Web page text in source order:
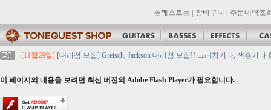
톤퀘스트는 장바구니 주문내역조
[11월29일] [대리점 모집] Gretsch, Jackson 대리점 모집!! 그레치기타, 잭슨기타
[11월29일]2021년 추석 영업 시간 & 배송 공지
[11월29일]
2021년 설 영업 시간 & 배송 공지
이 페이지의 내용을 보려면 최신 버전의 Adobe Flash Player가 필요합니다.